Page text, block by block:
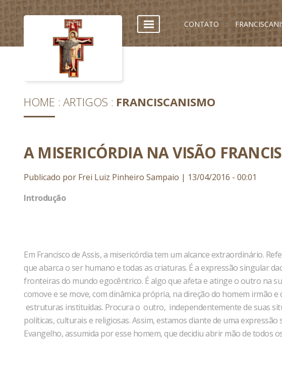
CONTATO
HOME ARTIGOS FRANCISCANISMO
A MISERICÓRDIA NA VISÃO
Publicado por Frei Luiz Pinheiro Sampaio | 13/04/2016 - 00:01
Introdução
Em Francisco de Assis, a misericórdia tem um alcance extraordinário.
que abarca o ser humano e todas as criaturas. É a expressão singular
fronteiras do mundo egocêntrico. É algo que afeta e atinge o outro na
comove e se move, com dinâmica própria, na direção do homem irmão
estruturas instituídas. Procura o outro, independentemente de suas
políticas, culturais e religiosas. Assim, estamos diante de uma
Evangelho, assumida por esse homem, que decidiu abrir mão de todos